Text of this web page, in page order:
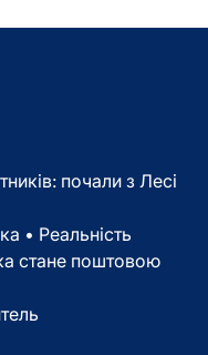
почали з Лесі
• Реальність
стане поштовою